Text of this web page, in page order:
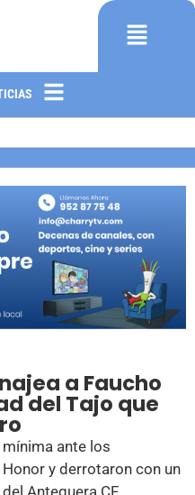
a Faucho
del Tajo que
ante los
y derrotaron con un
Antequera CF